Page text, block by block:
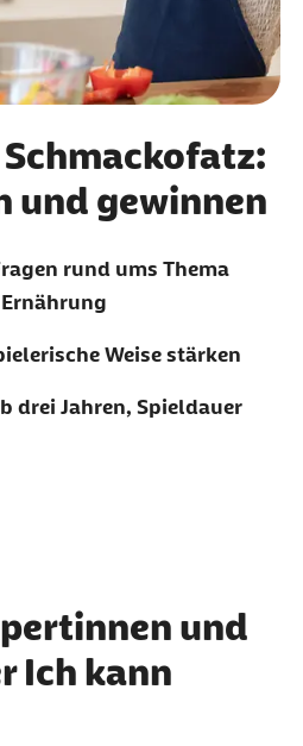
und gewinnen
rund ums Thema
Weise stärken
drei Jahren, Spieldauer
und
Ich kann